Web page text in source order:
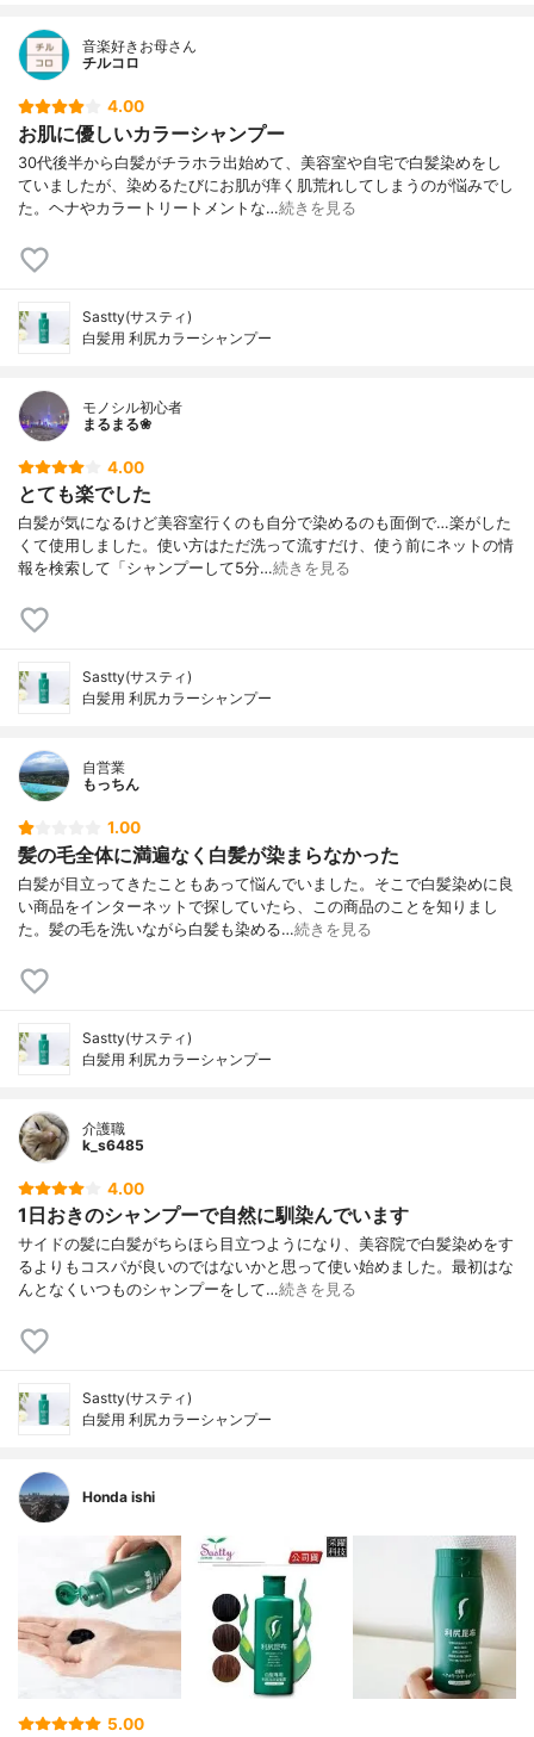
音楽好きお母さん
チルコロ
4.00
お肌に優しいカラーシャンプー
30代後半から白髪がチラホラ出始めて、美容室や自宅で白髪染めをし
ていましたが、染めるたびにお肌が痒く肌荒れしてしまうのが悩みでし
た。ヘナやカラートリートメントな…続きを見る
Sastty(サスティ)
白髪用 利尻カラーシャンプー
モノシル初心者
まるまる❀
4.00
とても楽でした
白髪が気になるけど美容室行くのも自分で染めるのも面倒で…楽がした
くて使用しました。使い方はただ洗って流すだけ、使う前にネットの情
報を検索して「シャンプーして5分…続きを見る
Sastty(サスティ)
白髪用 利尻カラーシャンプー
自営業
もっちん
1.00
髪の毛全体に満遍なく白髪が染まらなかった
白髪が目立ってきたこともあって悩んでいました。そこで白髪染めに良
い商品をインターネットで探していたら、この商品のことを知りまし
た。髪の毛を洗いながら白髪も染める…続きを見る
Sastty(サスティ)
白髪用 利尻カラーシャンプー
介護職
k_s6485
4.00
1日おきのシャンプーで自然に馴染んでいます
サイドの髪に白髪がちらほら目立つようになり、美容院で白髪染めをす
るよりもコスパが良いのではないかと思って使い始めました。最初はな
んとなくいつものシャンプーをして…続きを見る
Sastty(サスティ)
白髪用 利尻カラーシャンプー
Honda ishi
5.00